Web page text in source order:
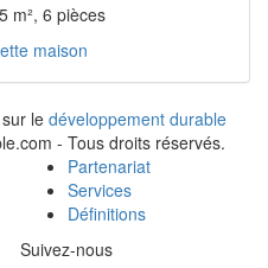
m², 6 pièces
maison
le développement durable
- Tous droits réservés.
Partenariat
Services
Définitions
Suivez-nous